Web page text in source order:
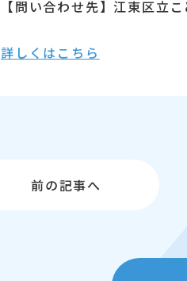
【問い合わせ先】江東区
詳しくはこちら
前の記事へ